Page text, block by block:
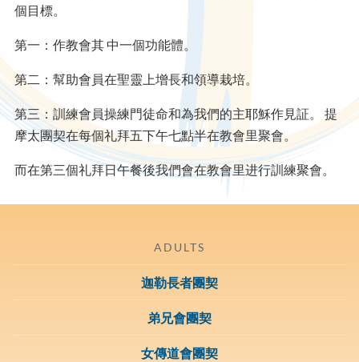
ADULTS
迦勒長者團契
弟兄會團契
女傳道會團契
個目標。
第一：作教會其 中一個功能體。
第二：幫助會員在聖靈上增長和領導栽培。
第三：訓練會員操練門徒命和為我們的主耶穌作見証。 提
摩太團契在每個礼拜五下午七點半在教會里聚會。
而在第三個礼拜日午餐後我們會在教會里进行訓練聚會。